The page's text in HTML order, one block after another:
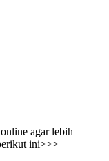
agar lebih
ini>>>